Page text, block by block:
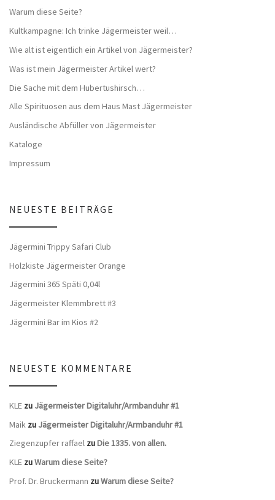
Warum diese Seite?
Kultkampagne: Ich trinke Jägermeister weil…
Wie alt ist eigentlich ein Artikel von Jägermeister?
Was ist mein Jägermeister Artikel wert?
Die Sache mit dem Hubertushirsch…
Alle Spirituosen aus dem Haus Mast Jägermeister
Ausländische Abfüller von Jägermeister
Kataloge
Impressum
NEUESTE BEITRÄGE
Jägermini Trippy Safari Club
Holzkiste Jägermeister Orange
Jägermini 365 Späti 0,04l
Jägermeister Klemmbrett #3
Jägermini Bar im Kios #2
NEUESTE KOMMENTARE
KLE zu Jägermeister Digitaluhr/Armbanduhr #1
Maik zu Jägermeister Digitaluhr/Armbanduhr #1
Ziegenzupfer raffael zuDie 1335. von allen.
KLE zuWarum diese Seite?
Prof. Dr. Bruckermann zuWarum diese Seite?